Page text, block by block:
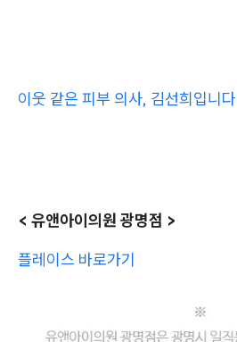
이웃 같은 피부 의사, 김선희입니다
< 유앤아이의원 광명점 >
플레이스 바로가기